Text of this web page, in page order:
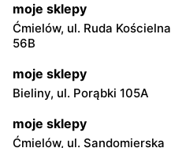
moje sklepy
Ćmielów, ul. Ruda Kościelna
56B
moje sklepy
Bieliny, ul. Porąbki 105A
moje sklepy
Ćmielów, ul. Sandomierska